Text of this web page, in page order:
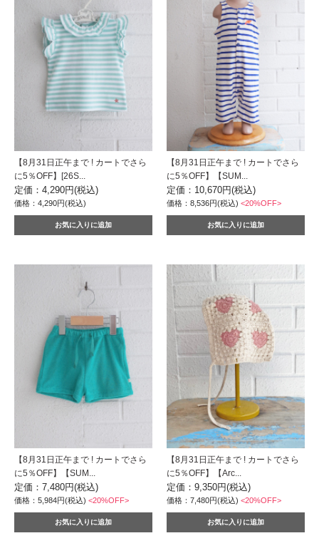
【8月31日正午まで ! カートでさら
に5％OFF】[26S...
定価：4,290円(税込)
価格：4,290円(税込)
【8月31日正午まで ! カートでさら
に5％OFF】【SUM...
定価：10,670円(税込)
価格：8,536円(税込)<20%OFF>
【8月31日正午まで ! カートでさら
に5％OFF】【SUM...
定価：7,480円(税込)
価格：5,984円(税込) <20%OFF>
【8月31日正午まで ! カートでさら
に5％OFF】【Arc...
定価：9,350円(税込)
価格：7,480円(税込)<20%OFF>